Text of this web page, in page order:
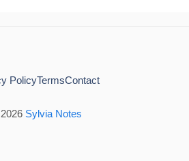
Sylvia Notes
PolicyTermsContact